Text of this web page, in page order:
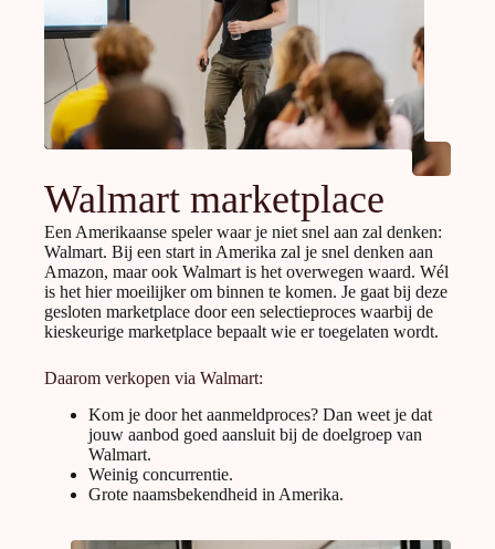
Walmart marketplace
Een Amerikaanse speler waar je niet snel aan zal denken:
Walmart. Bij een start in Amerika zal je snel denken aan
Amazon, maar ook Walmart is het overwegen waard. Wél
is het hier moeilijker om binnen te komen. Je gaat bij deze
gesloten marketplace door een selectieproces waarbij de
kieskeurige marketplace bepaalt wie er toegelaten wordt.
Daarom verkopen via Walmart:
Kom je door het aanmeldproces? Dan weet je dat
jouw aanbod goed aansluit bij de doelgroep van
Walmart.
Weinig concurrentie.
Grote naamsbekendheid in Amerika.